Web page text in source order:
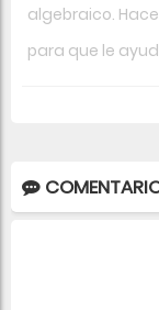
algebraico.
para que le